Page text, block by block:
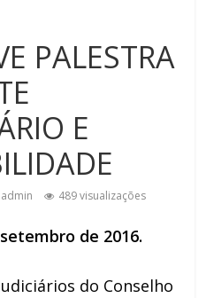
PALESTRA
E
admin 489 visualizações
de 2016.
do Conselho